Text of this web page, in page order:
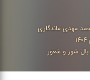
مهدی ماندگاری
بال شور و شعور